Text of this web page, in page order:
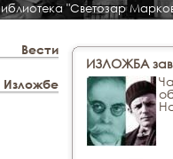
"Светозар
Вести
Изложбе
ИЗЛОЖБА